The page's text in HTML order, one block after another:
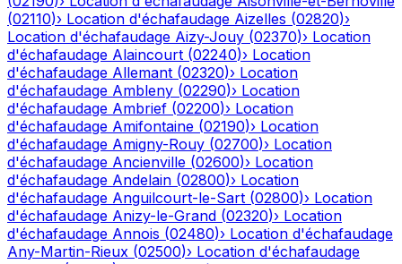
(02110)› Location d'échafaudage Aizelles (02820)›
Location d'échafaudage Aizy-Jouy (02370)› Location
d'échafaudage Alaincourt (02240)› Location
d'échafaudage Allemant (02320)› Location
d'échafaudage Ambleny (02290)› Location
d'échafaudage Ambrief (02200)› Location
d'échafaudage Amifontaine (02190)› Location
d'échafaudage Amigny-Rouy (02700)› Location
d'échafaudage Ancienville (02600)› Location
d'échafaudage Andelain (02800)› Location
d'échafaudage Anguilcourt-le-Sart (02800)› Location
d'échafaudage Anizy-le-Grand (02320)› Location
d'échafaudage Annois (02480)› Location d'échafaudage
Any-Martin-Rieux (02500)› Location d'échafaudage